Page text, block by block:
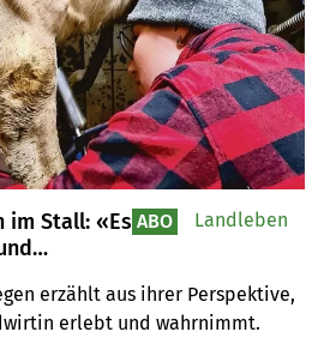
im Stall: «Es
erzählt aus ihrer Perspektive,
erlebt und wahrnimmt.
ABO Landleben